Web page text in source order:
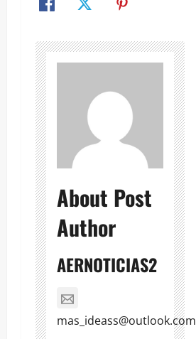
About Post
Author
AERNOTICIAS2
mas_ideass@outlook.com